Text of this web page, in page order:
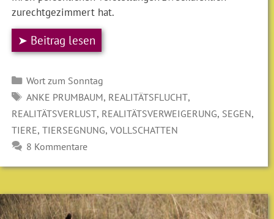
zurechtgezimmert hat.
➤ Beitrag lesen
Kategorien
Wort zum Sonntag
SCHLAGWÖRTER
ANKE PRUMBAUM, REALITÄTSFLUCHT,
REALITÄTSVERLUST, REALITÄTSVERWEIGERUNG, SEGEN,
TIERE,TIERSEGNUNG,VOLLSCHATTEN
8 Kommentare